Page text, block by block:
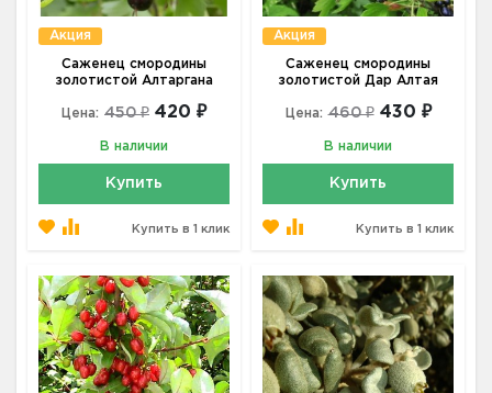
Акция
Саженец смородины
золотистой Алтаргана
Цена: 450 ₽ 420 ₽
В наличии
Купить
Купить в 1 клик
Акция
Саженец смородины
золотистой Дар Алтая
Цена: 460 ₽ 430 ₽
В наличии
Купить
Купить в 1 клик